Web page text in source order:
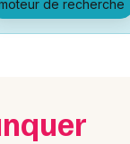
de recherche